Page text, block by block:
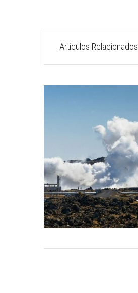
Artículos Relacionados